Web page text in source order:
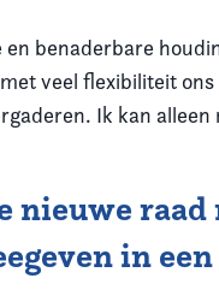
benaderbare
veel flexibiliteit ons
Ik kan alleen
nieuwe raad
in een